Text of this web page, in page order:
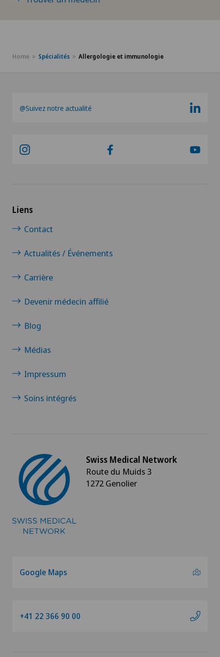
Fractures de l'épaule
Géiatrie aiguë
Gériatrie
Glaucome
Hémorroïdes
Hernie discale
Hernie discale cervicale
Hernie discale thoracique
Home Spécialités Allergologie et immunologie
@Suivez notre actualité
Liens
Contact
Actualités / Événements
Carrière
Devenir médecin affilié
Blog
Médias
Impressum
Soins intégrés
Swiss Medical Network
Route du Muids 3
1272 Genolier
Google Maps
+41 22 366 90 00